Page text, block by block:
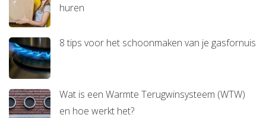
huren
8 tips voor het schoonmaken van je gasfornuis
Wat is een Warmte Terugwinsysteem (WTW)
en hoe werkt het?